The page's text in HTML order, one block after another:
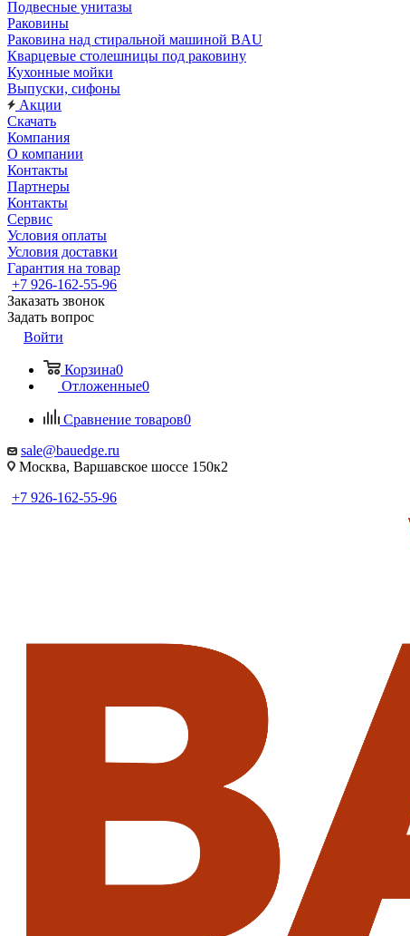
Подвесные унитазы
Раковины
Раковина над стиральной машиной BAU
Кварцевые столешницы под раковину
Кухонные мойки
Выпуски, сифоны
Акции
Скачать
Компания
О компании
Контакты
Партнеры
Контакты
Сервис
Условия оплаты
Условия доставки
Гарантия на товар
+7 926-162-55-96
Заказать звонок
Задать вопрос
Войти
Корзина0
Отложенные0
Сравнение товаров0
sale@bauedge.ru
Москва, Варшавское шоссе 150к2
+7 926-162-55-96